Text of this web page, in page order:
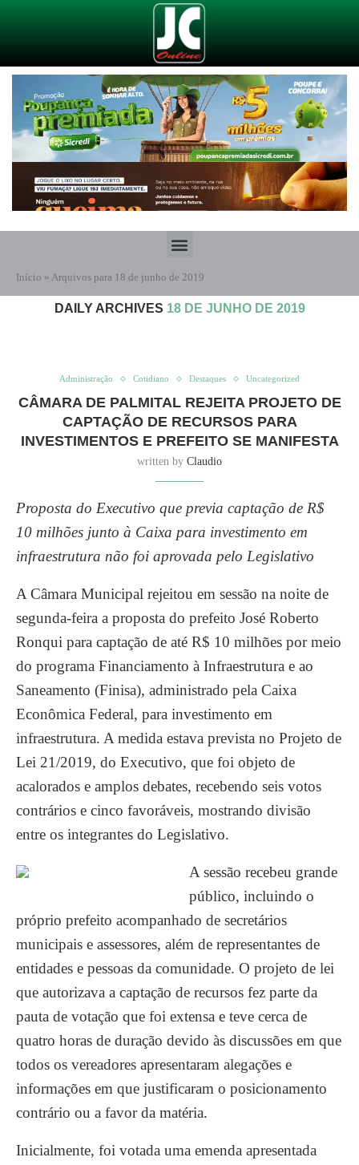
Início » Arquivos para 18 de junho de 2019
DAILY ARCHIVES 18 DE JUNHO DE 2019
Administração Cotidiano Destaques Uncategorized
CÂMARA DE PALMITAL REJEITA PROJETO DE
CAPTAÇÃO DE RECURSOS PARA
INVESTIMENTOS E PREFEITO SE MANIFESTA
written by Claudio
Proposta do Executivo que previa captação de R$
10 milhões junto à Caixa para investimento em
infraestrutura não foi aprovada pelo Legislativo
A Câmara Municipal rejeitou em sessão na noite de
segunda-feira a proposta do prefeito José Roberto
Ronqui para captação de até R$ 10 milhões por meio
do programa Financiamento à Infraestrutura e ao
Saneamento (Finisa), administrado pela Caixa
Econômica Federal, para investimento em
infraestrutura. A medida estava prevista no Projeto de
Lei 21/2019, do Executivo, que foi objeto de
acalorados e amplos debates, recebendo seis votos
contrários e cinco favoráveis, mostrando divisão
entre os integrantes do Legislativo.
A sessão recebeu grande
público, incluindo o
próprio prefeito acompanhado de secretários
municipais e assessores, além de representantes de
entidades e pessoas da comunidade. O projeto de lei
que autorizava a captação de recursos fez parte da
pauta de votação que foi extensa e teve cerca de
quatro horas de duração devido às discussões em que
todos os vereadores apresentaram alegações e
informações em que justificaram o posicionamento
contrário ou a favor da matéria.
Inicialmente, foi votada uma emenda apresentada